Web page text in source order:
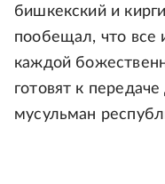
бишкекский и
пообещал, что все
каждой
готовят к
мусульман